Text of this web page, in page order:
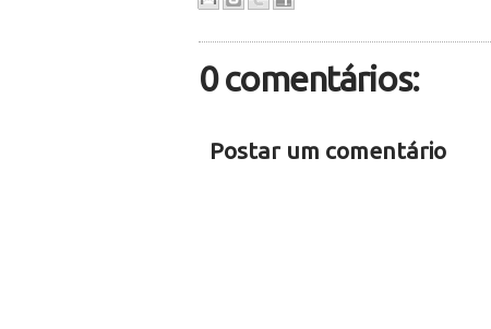
0 comentários:
Postar um comentário